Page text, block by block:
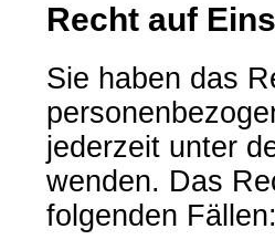
Recht auf
Sie haben das
jederzeit unter
wenden. Das
folgenden